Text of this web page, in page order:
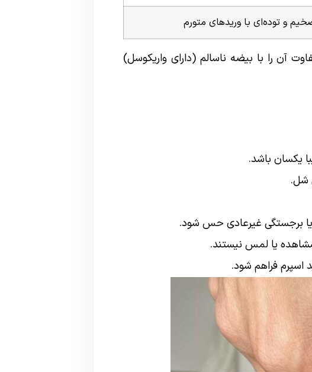
و توده‌ای با وریدهای متورم
آن را با بیضه ناسالم (دارای واریکوسل)
یکسان باشد.
شل.
یا برجستگی غیرعادی حس شود.
یا لمس نیستند.
اسپرم فراهم شود.